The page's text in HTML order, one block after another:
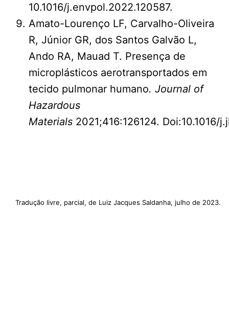
10.1016/j.envpol.2022.120587.
Amato-Lourenço LF, Carvalho-Oliveira
R, Júnior GR, dos Santos Galvão L,
Ando RA, Mauad T. Presença de
microplásticos aerotransportados em
tecido pulmonar humano. Journal of
Hazardous
Materials 2021;416:126124. Doi:10.1016/
Tradução livre, parcial, de Luiz Jacques Saldanha, julho de 2023.